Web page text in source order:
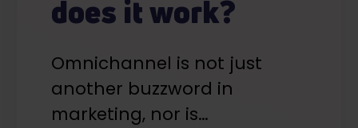
does it work?
Omnichannel is not just
another buzzword in
marketing, nor is…